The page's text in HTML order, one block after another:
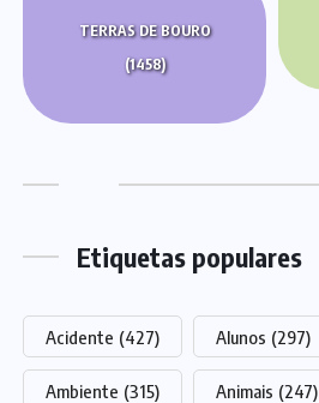
TERRAS DE BOURO
(1458)
Etiquetas populares
Acidente (427) Alunos (297)
Ambiente (315) Animais (247)